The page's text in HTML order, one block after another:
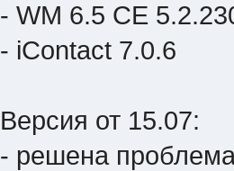
- WM 6.5 CE
- iContact 7.0.6
Версия от 15.07:
- решена